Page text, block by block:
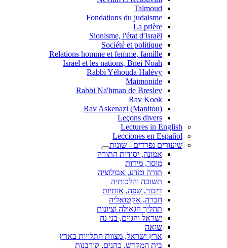
Talmoud
Fondations du judaisme
La prière
Sionisme, l'état d'Israël
Société et politique
Relations homme et femme, famille
Israel et les nations, Bnei Noah
Rabbi Yéhouda Halévy
Maimonide
Rabbi Na'hman de Breslev
Rav Kook
(Rav Askenazi (Manitou
Leçons divers
Lectures in English
Lecciones en Español
שיעורים נפרדים - שונות
אמונה, יסודות התורה
מוסר, מידות
תורה ומדע, אבולוציה
תשובה והלכותיה
דיבור, שפה, אותיות
חברה, אקטואליה
תהליך הגאולה וציונות
ישראל והגוים, בני נח
שואה
ארץ ישראל, מצוות התלויות בארץ
בית המקדש, כהנים, קורבנות